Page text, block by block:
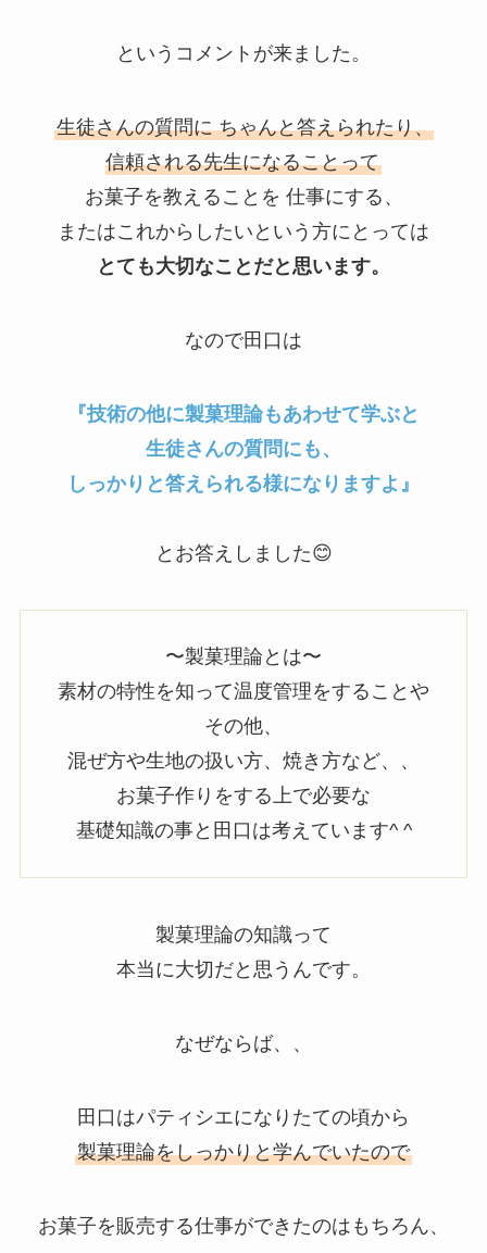
というコメントが来ました。
生徒さんの質問に ちゃんと答えられたり、
信頼される先生になることって
お菓子を教えることを 仕事にする、
またはこれからしたいという方にとっては
とても大切なことだと思います。
なので田口は
『技術の他に製菓理論もあわせて学ぶと
生徒さんの質問にも、
しっかりと答えられる様になりますよ』
とお答えしました😊
〜製菓理論とは〜
素材の特性を知って温度管理をすることや
その他、
混ぜ方や生地の扱い方、焼き方など、、
お菓子作りをする上で必要な
基礎知識の事と田口は考えています^ ^
製菓理論の知識って
本当に大切だと思うんです。
なぜならば、、
田口はパティシエになりたての頃から
製菓理論をしっかりと学んでいたので
お菓子を販売する仕事ができたのはもちろん、